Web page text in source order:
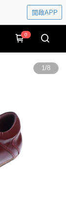
開啟APP
0
1/8